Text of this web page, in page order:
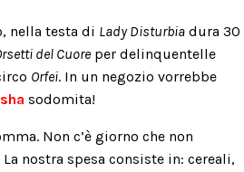
nella testa di Lady Disturbia dura 30
del Cuore per delinquentelle
Orfei. In un negozio vorrebbe
sodomita!
Non c’è giorno che non
nostra spesa consiste in: cereali,